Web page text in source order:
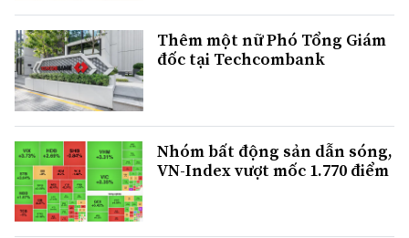
Thêm một nữ Phó Tổng Giám
đốc tại Techcombank
Nhóm bất động sản dẫn sóng,
VN-Index vượt mốc 1.770 điểm